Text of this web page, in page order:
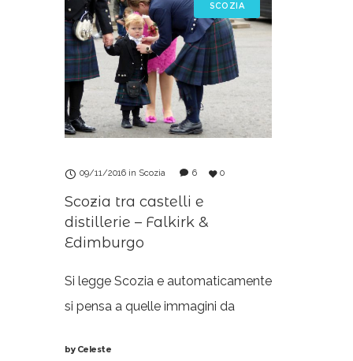
SCOZIA
09/11/2016 in Scozia 6 0
Scozia tra castelli e
distillerie – Falkirk &
Edimburgo
Si legge Scozia e automaticamente
si pensa a quelle immagini da
castelli e montagne. Per noi
byCeleste